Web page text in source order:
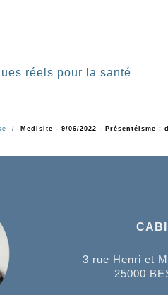
réels pour la santé
Medisite - 9/06/2022 - Présentéisme
3 rue Henri et
25000